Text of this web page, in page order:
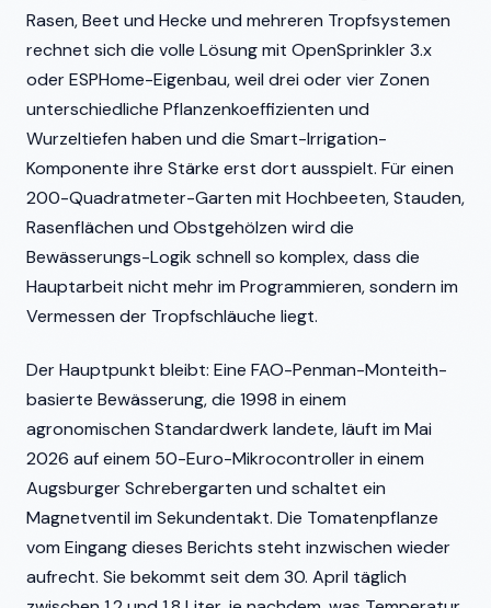
Rasen, Beet und Hecke und mehreren Tropfsystemen
rechnet sich die volle Lösung mit OpenSprinkler 3.x
oder ESPHome-Eigenbau, weil drei oder vier Zonen
unterschiedliche Pflanzenkoeffizienten und
Wurzeltiefen haben und die Smart-Irrigation-
Komponente ihre Stärke erst dort ausspielt. Für einen
200-Quadratmeter-Garten mit Hochbeeten, Stauden,
Rasenflächen und Obstgehölzen wird die
Bewässerungs-Logik schnell so komplex, dass die
Hauptarbeit nicht mehr im Programmieren, sondern im
Vermessen der Tropfschläuche liegt.
Der Hauptpunkt bleibt: Eine FAO-Penman-Monteith-
basierte Bewässerung, die 1998 in einem
agronomischen Standardwerk landete, läuft im Mai
2026 auf einem 50-Euro-Mikrocontroller in einem
Augsburger Schrebergarten und schaltet ein
Magnetventil im Sekundentakt. Die Tomatenpflanze
vom Eingang dieses Berichts steht inzwischen wieder
aufrecht. Sie bekommt seit dem 30. April täglich